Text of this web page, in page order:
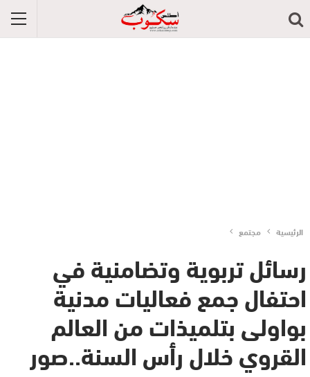
الرئيسية مجتمع
رسائل تربوية وتضامنية في
احتفال جمع فعاليات مدنية
بواولى بتلميذات من العالم
القروي خلال رأس السنة..صور